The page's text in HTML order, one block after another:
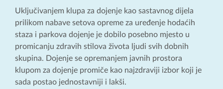
Uključivanjem klupa za dojenje kao sastavnog dijela
prilikom nabave setova opreme za uređenje hodaćih
staza i parkova dojenje je dobilo posebno mjesto u
promicanju zdravih stilova života ljudi svih dobnih
skupina. Dojenje se opremanjem javnih prostora
klupom za dojenje promiče kao najzdraviji izbor koji je
sada postao jednostavniji i lakši.